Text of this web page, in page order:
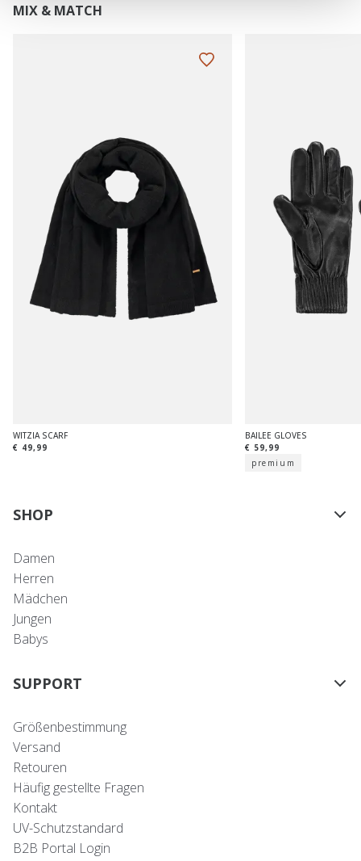
MIX & MATCH
WITZIA SCARF
€ 49,99
BAILEE GLOVES
€ 59,99
premium
SHOP
Damen
Herren
Mädchen
Jungen
Babys
SUPPORT
Größenbestimmung
Versand
Retouren
Häufig gestellte Fragen
Kontakt
UV-Schutzstandard
B2B Portal Login